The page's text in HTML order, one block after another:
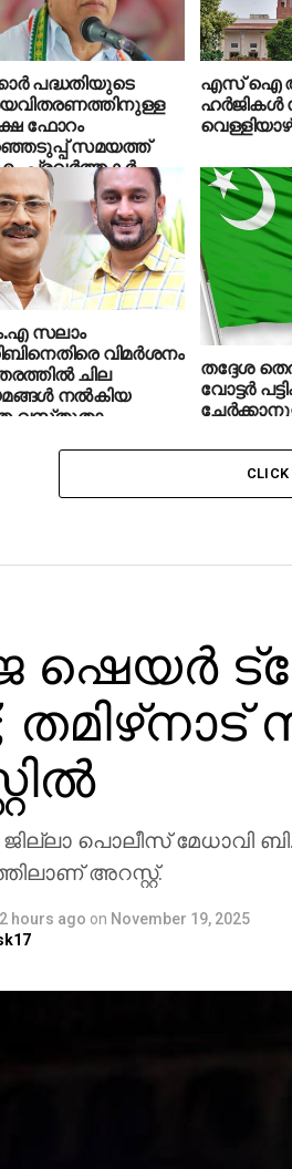
പദ്ധതിയുടെ
ഫോറം
സമയത്ത്
പ്രവര്‍ത്തകര്‍
വിതരണം
പരസ്യമായ
എംഎല്‍എ
എസ് ഐ
ഹർജികൾ
സലാം
വിമർശനം
ചില
നൽകിയ
വസ്‌തുതാ
പി.കെ
തദ്ദേശ
വോട്ടര്‍
മുസ്‌ലിം
ഷെയര്‍
പൊലീസ് മേധാവി
അറസ്റ്റ്.
2 hours ago on November 19, 2025